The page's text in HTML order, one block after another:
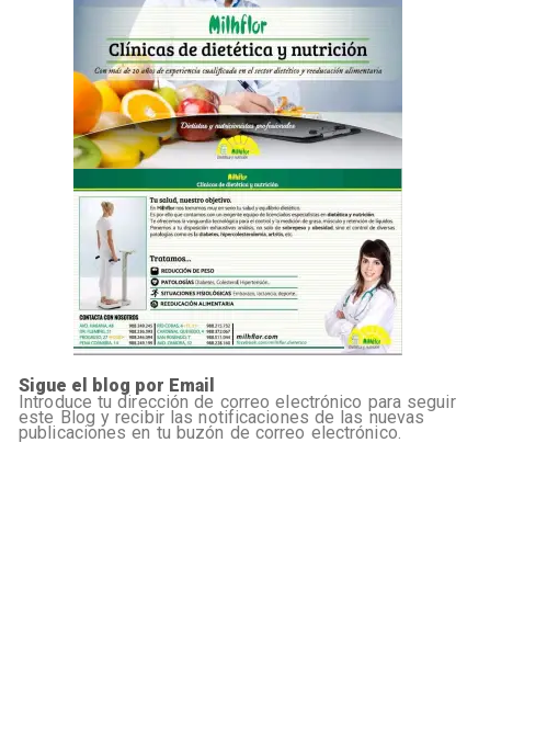
Sigue el blog por Email
Introduce tu dirección de correo electrónico para seguir
este Blog y recibir las notificaciones de las nuevas
publicaciones en tu buzón de correo electrónico.